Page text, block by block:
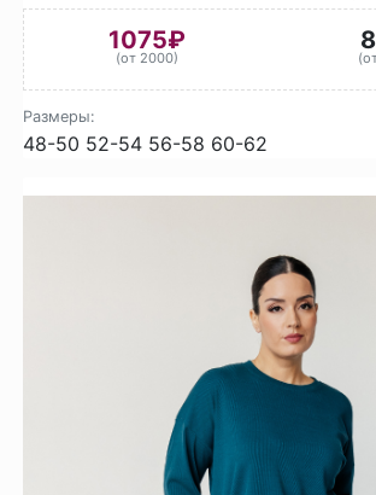
1075₽
(от 2000)
Размеры:
48-50 52-54 56-58 60-62